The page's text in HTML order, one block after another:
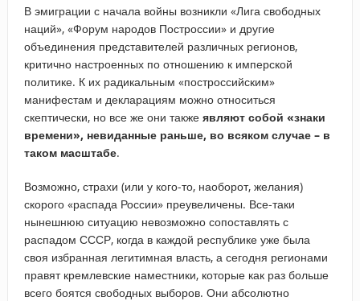
В эмиграции с начала войны возникли «Лига свободных
наций», «Форум народов Построссии» и другие
объединения представителей различных регионов,
критично настроенных по отношению к имперской
политике. К их радикальным «построссийским»
манифестам и декларациям можно относиться
скептически, но все же они также являют собой «знаки
времени», невиданные раньше, во всяком случае – в
таком масштабе.
Возможно, страхи (или у кого-то, наоборот, желания)
скорого «распада России» преувеличены. Все-таки
нынешнюю ситуацию невозможно сопоставлять с
распадом СССР, когда в каждой республике уже была
своя избранная легитимная власть, а сегодня регионами
правят кремлевские наместники, которые как раз больше
всего боятся свободных выборов. Они абсолютно